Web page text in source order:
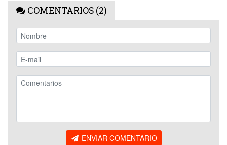
COMENTARIOS (2)
ENVIAR COMENTARIO